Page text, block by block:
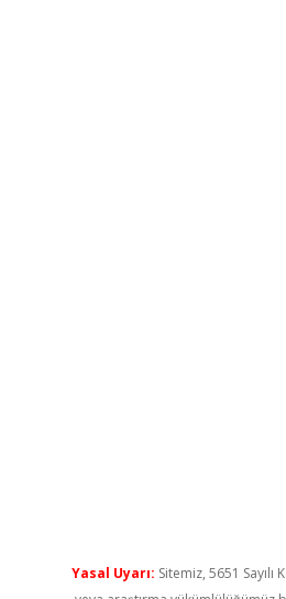
Yasal Uyarı: Sitemiz, 5651